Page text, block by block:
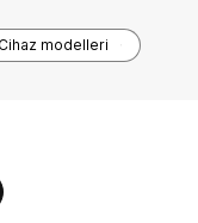
Cihaz modelleri